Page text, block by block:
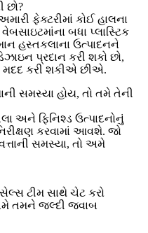
છો?
ફેક્ટરીમાં કોઈ હાલના
બધા પ્લાસ્ટિક
હસ્તકલાના ઉત્પાદનને
પ્રદાન કરી શકો છો,
મદદ કરી શકીએ છીએ.
સમસ્યા હોય, તો તમે તેની
અને ફિનિશ્ડ ઉત્પાદનોનું
કરવામાં આવશે. જો
સમસ્યા, તો અમે
ટીમ સાથે ચેટ કરો
તમને જલ્દી જવાબ